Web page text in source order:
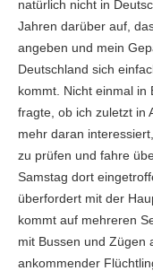
natürlich nicht in
Jahren darüber auf,
angeben und mein
Deutschland sich
kommt. Nicht einmal in
fragte, ob ich zuletzt in
mehr daran
zu prüfen und fahre
Samstag dort
überfordert mit der
kommt auf mehreren
mit Bussen und Zügen
ankommender